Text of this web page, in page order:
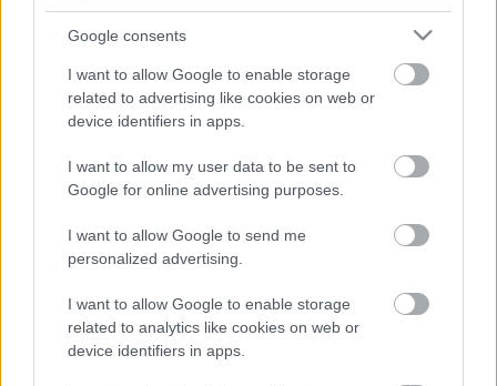
Google consents
I want to allow Google to enable storage
related to advertising like cookies on web or
device identifiers in apps.
I want to allow my user data to be sent to
Google for online advertising purposes.
I want to allow Google to send me
personalized advertising.
I want to allow Google to enable storage
related to analytics like cookies on web or
device identifiers in apps.
áll majd rendelkezésre, február 23. és február 25.
között várják az ajánlatokat.
A 13 hektáros ingatlan egyébként a budapesti
a politikai elit zárt és őrzött rezidenciája volt.
Régen – írja az mfor.hu – az állampárt vezetői, a